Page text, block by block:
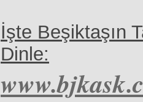
İşte Beşiktaşın
Dinle: